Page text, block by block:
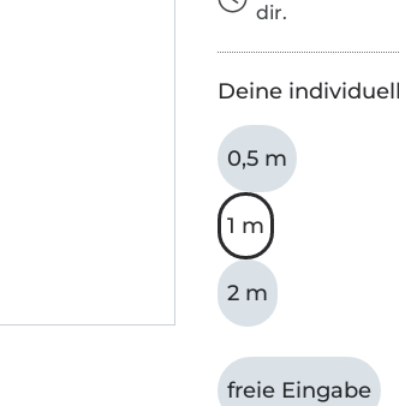
dir.
Deine
0,5 m
1 m
2 m
freie Eingabe